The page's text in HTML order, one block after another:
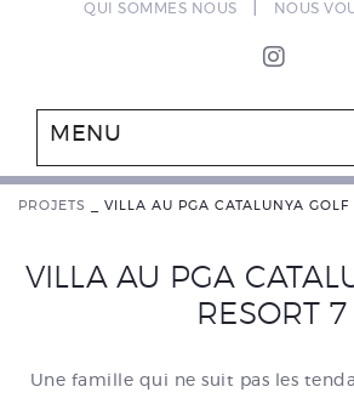
QUI SOMMES NOUS NOUS
MENU
PROJETS VILLA AU PGA CATALUNYA GOLF
VILLA AU PGA
RESORT 7
Une famille qui ne suit pas les